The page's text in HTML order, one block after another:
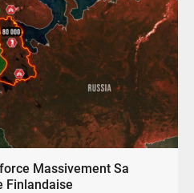
Massivement Sa
Finlandaise